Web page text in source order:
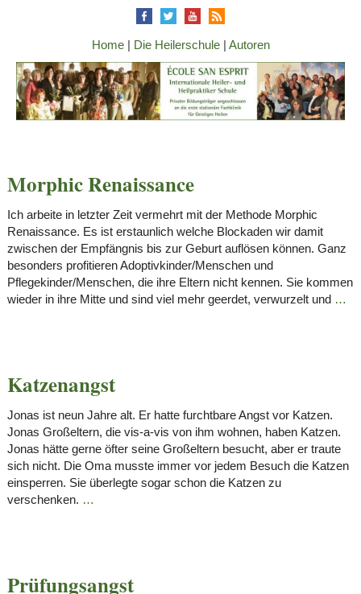
Home| Die Heilerschule| Autoren
Morphic Renaissance
Ich arbeite in letzter Zeit vermehrt mit der Methode Morphic
Renaissance. Es ist erstaunlich welche Blockaden wir damit
zwischen der Empfängnis bis zur Geburt auflösen können. Ganz
besonders profitieren Adoptivkinder/Menschen und
Pflegekinder/Menschen, die ihre Eltern nicht kennen. Sie kommen
wieder in ihre Mitte und sind viel mehr geerdet, verwurzelt und …
Katzenangst
Jonas ist neun Jahre alt. Er hatte furchtbare Angst vor Katzen.
Jonas Großeltern, die vis-a-vis von ihm wohnen, haben Katzen.
Jonas hätte gerne öfter seine Großeltern besucht, aber er traute
sich nicht. Die Oma musste immer vor jedem Besuch die Katzen
einsperren. Sie überlegte sogar schon die Katzen zu
verschenken. …
Prüfungsangst